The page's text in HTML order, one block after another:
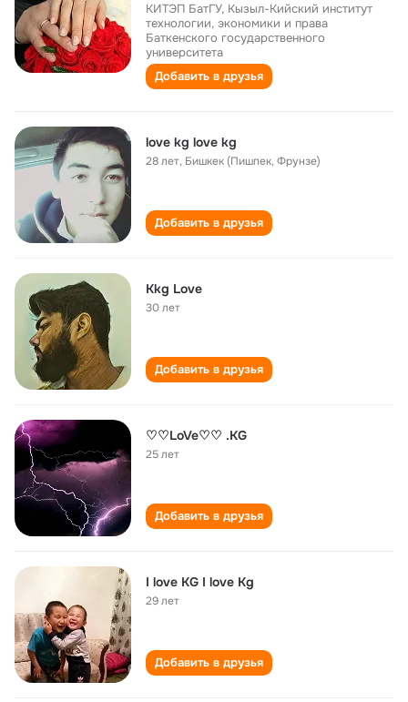
КИТЭП БатГУ, Кызыл-Кийский институт
технологии, экономики и права
Баткенского государственного
университета
Добавить в друзья
love kg love kg
28 лет, Бишкек (Пишпек, Фрунзе)
Добавить в друзья
Kkg Love
30 лет
Добавить в друзья
♡♡LoVe♡♡ .KG
25 лет
Добавить в друзья
I love KG I love Kg
29 лет
Добавить в друзья